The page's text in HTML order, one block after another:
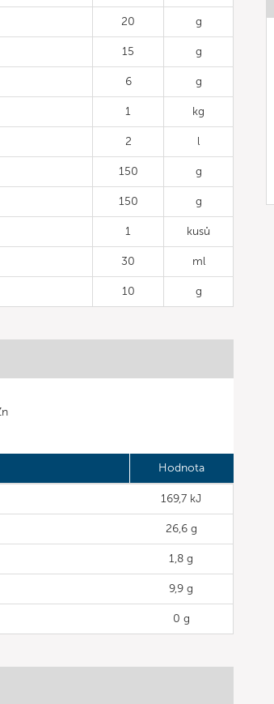
20 g
15 g
6 g
1 kg
2 l
150 g
150 g
1 kusů
30 ml
10 g
Hodnota
169,7 kJ
26,6 g
1,8 g
9,9 g
0 g